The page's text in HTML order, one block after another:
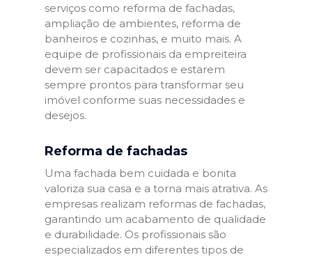
serviços como reforma de fachadas,
ampliação de ambientes, reforma de
banheiros e cozinhas, e muito mais. A
equipe de profissionais da empreiteira
devem ser capacitados e estarem
sempre prontos para transformar seu
imóvel conforme suas necessidades e
desejos.
Reforma de fachadas
Uma fachada bem cuidada e bonita
valoriza sua casa e a torna mais atrativa. As
empresas realizam reformas de fachadas,
garantindo um acabamento de qualidade
e durabilidade. Os profissionais são
especializados em diferentes tipos de